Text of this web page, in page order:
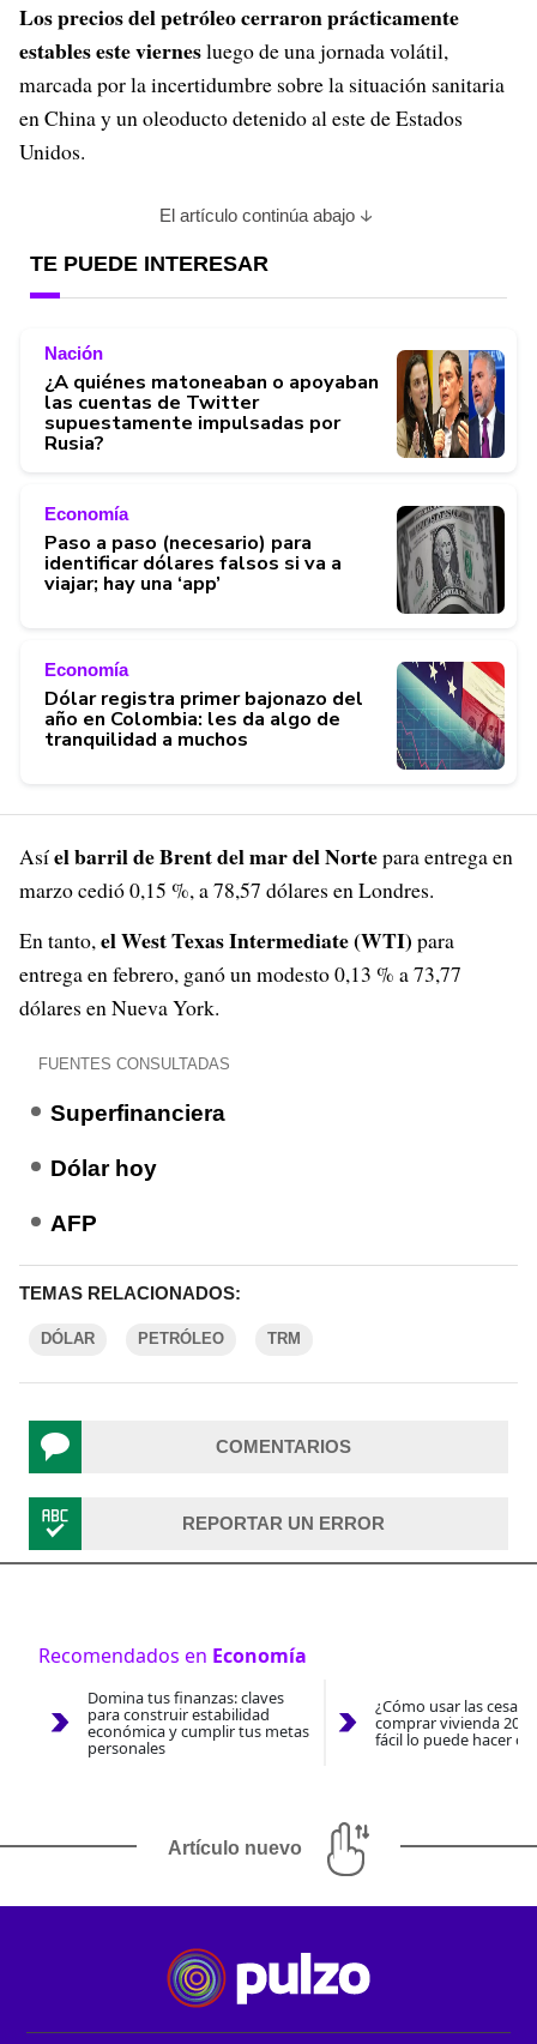
Los precios del petróleo cerraron prácticamente
estables este viernesluego de una jornada volátil,
marcada por la incertidumbre sobre la situación sanitaria
en China y un oleoducto detenido al este de Estados
Unidos.
El artículo continúa abajo
TE PUEDE INTERESAR
Nación
¿A quiénes matoneaban o apoyaban
las cuentas de Twitter
supuestamente impulsadas por
Rusia?
Economía
Paso a paso (necesario) para
identificar dólares falsos si va a
viajar; hay una ‘app’
Economía
Dólar registra primer bajonazo del
año en Colombia: les da algo de
tranquilidad a muchos
Asíel barril de Brent del mar del Nortepara entrega en
marzo cedió 0,15 %, a 78,57 dólares en Londres.
En tanto,el West Texas Intermediate (WTI) para
entrega en febrero, ganó un modesto 0,13 % a 73,77
dólares en Nueva York.
FUENTES CONSULTADAS
Superfinanciera
Dólar hoy
AFP
TEMAS RELACIONADOS:
DÓLAR PETRÓLEO TRM
COMENTARIOS
REPORTAR UN ERROR
Recomendados en Economía
Domina tus finanzas: claves
para construir estabilidad
económica y cumplir tus metas
personales
¿Cómo usar las
comprar vivienda
fácil lo puede hacer
Artículo nuevo